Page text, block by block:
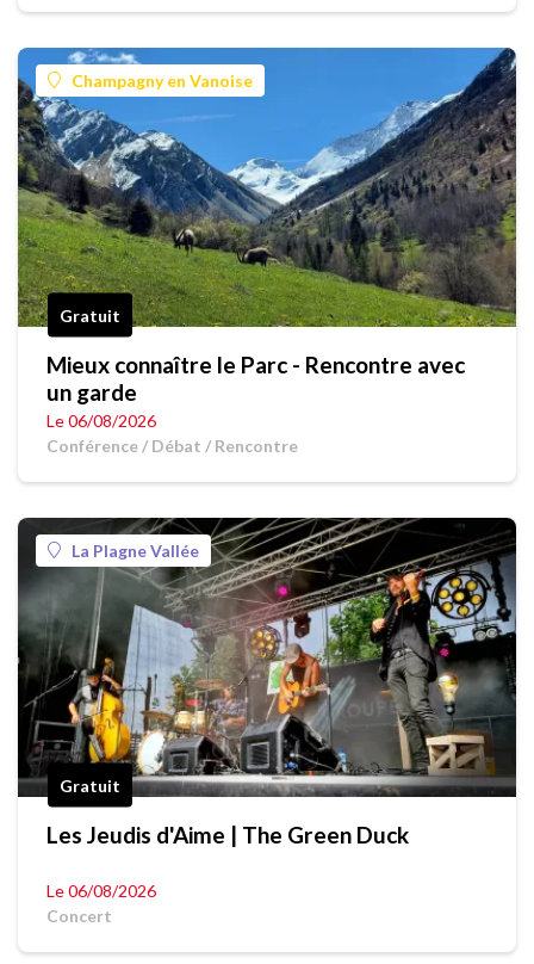
Champagny en Vanoise
Gratuit
Mieux connaître le Parc - Rencontre avec
un garde
Le 06/08/2026
Conférence / Débat / Rencontre
La Plagne Vallée
Gratuit
Les Jeudis d'Aime | The Green Duck
Le 06/08/2026
Concert